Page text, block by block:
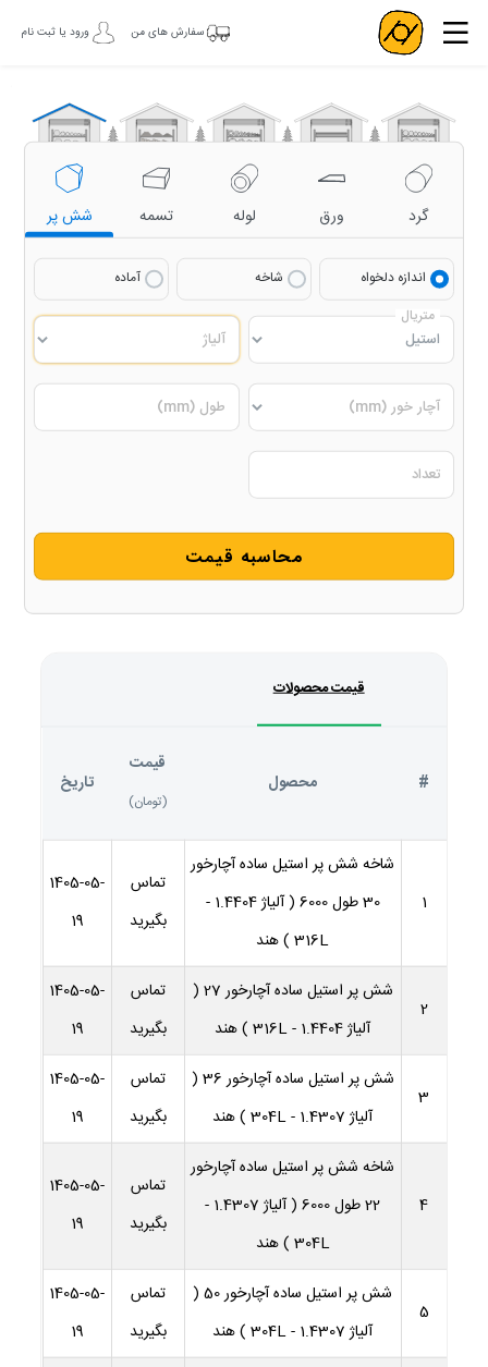
سفارش های من ورود یا ثبت نام
گرد ورق لوله تسمه شش پر
اندازه دلخواه شاخه
آماده
متریال
آلیاژ
آچار خور (mm) طول (mm)
تعداد
محاسبه قیمت
قیمت محصولات
# محصول
قیمت
(تومان)
تاریخ
1
شاخه شش پر استیل ساده آچارخور
30 طول 6000 ( آلیاژ 1.4404 -
316L ) هند
تماس
بگیرید
1405-05-
19
2
شش پر استیل ساده آچارخور 27 (
آلیاژ 1.4404 - 316L ) هند
تماس
بگیرید
1405-05-
19
3
شش پر استیل ساده آچارخور 36 (
آلیاژ 1.4307 - 304L ) هند
تماس
بگیرید
1405-05-
19
4
شاخه شش پر استیل ساده آچارخور
22 طول 6000 ( آلیاژ 1.4307 -
304L ) هند
تماس
بگیرید
1405-05-
19
5
شش پر استیل ساده آچارخور 50 (
آلیاژ 1.4307 - 304L ) هند
تماس
بگیرید
1405-05-
19